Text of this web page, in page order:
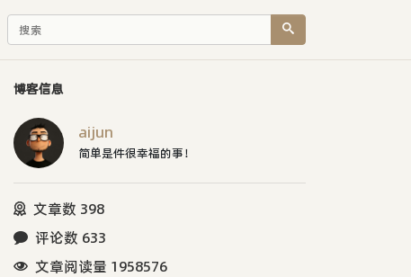
博客信息
aijun
简单是件很幸福的事！
文章数 398
评论数 633
文章阅读量 1958576